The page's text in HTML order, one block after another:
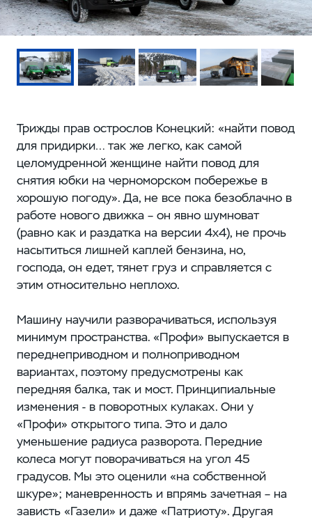
Трижды прав острослов Конецкий: «найти повод
для придирки… так же легко, как самой
целомудренной женщине найти повод для
снятия юбки на черноморском побережье в
хорошую погоду». Да, не все пока безоблачно в
работе нового движка – он явно шумноват
(равно как и раздатка на версии 4x4), не прочь
насытиться лишней каплей бензина, но,
господа, он едет, тянет груз и справляется с
этим относительно неплохо.
Машину научили разворачиваться, используя
минимум пространства. «Профи» выпускается в
переднеприводном и полноприводном
вариантах, поэтому предусмотрены как
передняя балка, так и мост. Принципиальные
изменения - в поворотных кулаках. Они у
«Профи» открытого типа. Это и дало
уменьшение радиуса разворота. Передние
колеса могут поворачиваться на угол 45
градусов. Мы это оценили «на собственной
шкуре»; маневренность и впрямь зачетная – на
зависть «Газели» и даже «Патриоту». Другая